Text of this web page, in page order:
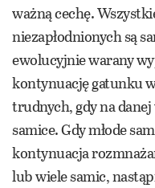
ważną cechę.
niezapłodnionych są
ewolucyjnie warany
kontynuację gatunku
trudnych, gdy na
samice. Gdy młode
kontynuacja
lub wiele samic,